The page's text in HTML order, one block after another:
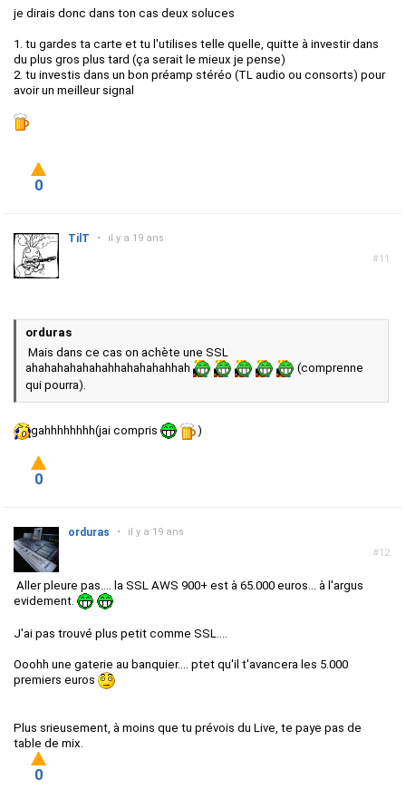
je dirais donc dans ton cas deux soluces
1. tu gardes ta carte et tu l'utilises telle quelle, quitte à investir dans
du plus gros plus tard (ça serait le mieux je pense)
2. tu investis dans un bon préamp stéréo (TL audio ou consorts) pour
avoir un meilleur signal
0
#11
TilT • il y a 19 ans
orduras
Mais dans ce cas on achète une SSL
ahahahahahahahhahahahahhah
(comprenne
qui pourra).
gahhhhhhhh(jai compris )
0
#12
orduras • il y a 19 ans
Aller pleure pas.... la SSL AWS 900+ est à 65.000 euros... à l'argus
evidement.
J'ai pas trouvé plus petit comme SSL....
Ooohh une gaterie au banquier.... ptet qu'il t'avancera les 5.000
premiers euros
Plus srieusement, à moins que tu prévois du Live, te paye pas de
table de mix.
0